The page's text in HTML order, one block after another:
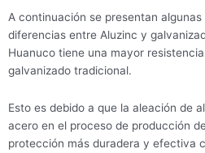
A continuación se presentan
diferencias entre Aluzinc y
Huanuco tiene una mayor
galvanizado tradicional.
Esto es debido a que la aleación de
acero en el proceso de producción
protección más duradera y efectiva